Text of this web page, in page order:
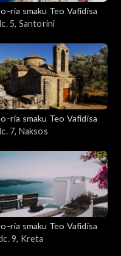
ria smaku Teo Vafidisa
5, Santorini
ria smaku Teo Vafidisa
7, Naksos
ria smaku Teo Vafidisa
9, Kreta